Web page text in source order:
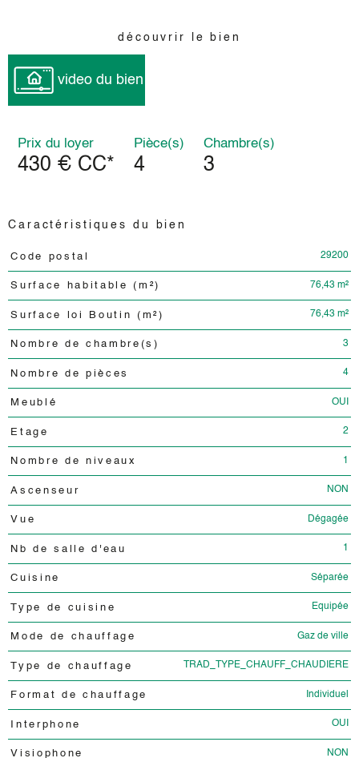
découvrir le bien
video du bien
Prix du loyer
430 € CC*
Pièce(s)
4
Chambre(s)
3
Caractéristiques du bien
Caractéristiques Valeurs
Code postal 29200
Surface habitable (m²) 76,43 m²
Surface loi Boutin (m²) 76,43 m²
Nombre de chambre(s) 3
Nombre de pièces 4
Meublé OUI
Etage 2
Nombre de niveaux 1
Ascenseur NON
Vue Dégagée
Nb de salle d'eau 1
Cuisine Séparée
Type de cuisine Equipée
Mode de chauffage Gaz de ville
Type de chauffage TRAD_TYPE_CHAUFF_CHAUDIERE
Format de chauffage Individuel
Interphone OUI
Visiophone NON